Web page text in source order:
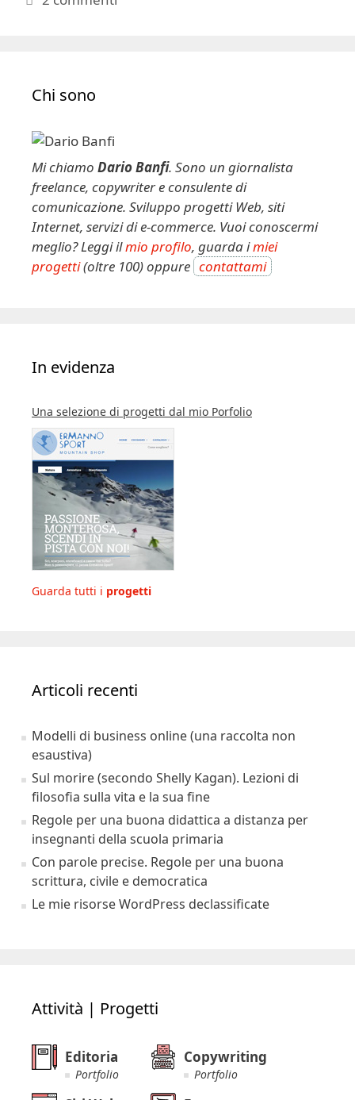
Chi sono
Mi chiamo Dario Banfi. Sono un giornalista
freelance, copywriter e consulente di
comunicazione. Sviluppo progetti Web, siti
Internet, servizi di e-commerce. Vuoi conoscermi
meglio? Leggi ilmio profilo, guarda imiei
progetti(oltre 100) oppure contattami
In evidenza
Una selezione di progetti dal mio Porfolio
Guarda tutti i progetti
Articoli recenti
Modelli di business online (una raccolta non
esaustiva)
Sul morire (secondo Shelly Kagan). Lezioni di
filosofia sulla vita e la sua fine
Regole per una buona didattica a distanza per
insegnanti della scuola primaria
Con parole precise. Regole per una buona
scrittura, civile e democratica
Le mie risorse WordPress declassificate
Attività | Progetti
Editoria
Portfolio
Copywriting
Portfolio